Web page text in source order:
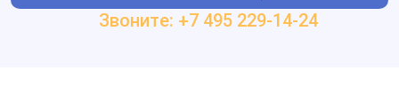
Звоните: +7 495 229-14-24